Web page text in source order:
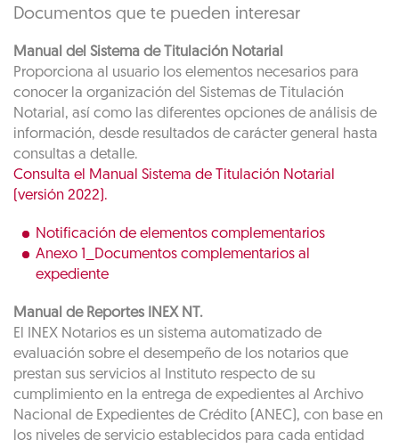
Documentos que te pueden interesar
Manual del Sistema de Titulación Notarial
Proporciona al usuario los elementos necesarios para
conocer la organización del Sistemas de Titulación
Notarial, así como las diferentes opciones de análisis de
información, desde resultados de carácter general hasta
consultas a detalle.
Consulta el Manual Sistema de Titulación Notarial
(versión 2022).
Notificación de elementos complementarios
Anexo 1_Documentos complementarios al
expediente
Manual de Reportes INEX NT.
El INEX Notarios es un sistema automatizado de
evaluación sobre el desempeño de los notarios que
prestan sus servicios al Instituto respecto de su
cumplimiento en la entrega de expedientes al Archivo
Nacional de Expedientes de Crédito (ANEC), con base en
los niveles de servicio establecidos para cada entidad